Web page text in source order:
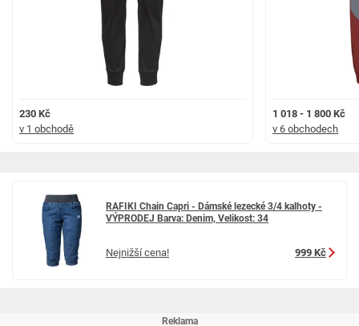
230 Kč
v 1 obchodě
1 018 - 1 800 Kč
v 6 obchodech
RAFIKI Chain Capri - Dámské lezecké 3/4 kalhoty -
VÝPRODEJ Barva: Denim, Velikost: 34
Nejnižší cena! 999 Kč